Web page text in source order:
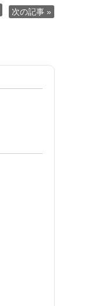
次の記事 »